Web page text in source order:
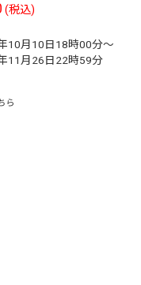
(税込)
10月10日18時00分～
11月26日22時59分
ら